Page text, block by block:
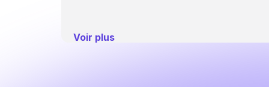
Voir plus